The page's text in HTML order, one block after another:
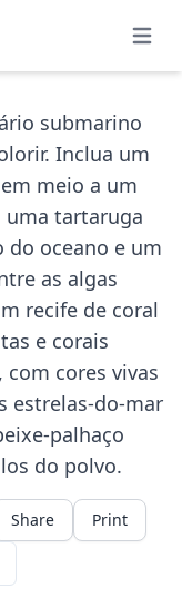
Open
submarino
Inclua um
meio a um
uma tartaruga
do oceano e um
as algas
recife de coral
e corais
cores vivas
estrelas-do-mar
palhaço
do polvo.
Share Print